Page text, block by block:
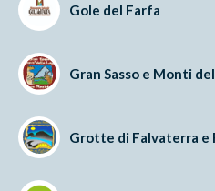
Gole del Farfa
Gran Sasso e Monti
Grotte di Falvaterra e